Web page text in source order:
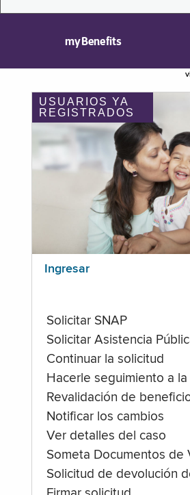
myBenefits
USUARIOS YA
REGISTRADOS
Ingresar
Solicitar SNAP
Solicitar Asistencia
Continuar la solicitud
Hacerle seguimiento a la
Revalidación de
Notificar los cambios
Ver detalles del caso
Someta Documentos de
Solicitud de devolución